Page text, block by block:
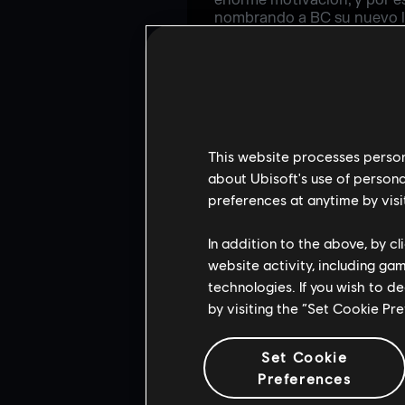
nombrando a BC su nuevo
A pesar de haber
Obey Alliance mejoró su
más de un jugador con
muchas posibilidades de
que los equipos a los que
Muchas gracias a Parker
Síguele en Twitter si
competiciones. Para
elSubreddit .
"
This website processes
about Ubisoft's use of
preferences at anytime by
In addition to the above, by
website activity, including
technologies. If you wish to
by visiting the “Set Cookie
Set Cookie
Preferences